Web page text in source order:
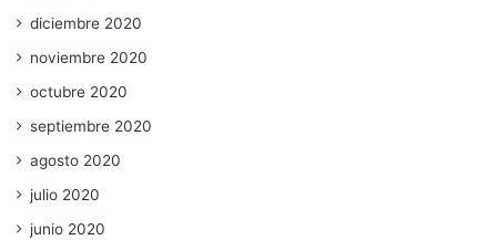
diciembre 2020
noviembre 2020
octubre 2020
septiembre 2020
agosto 2020
julio 2020
junio 2020